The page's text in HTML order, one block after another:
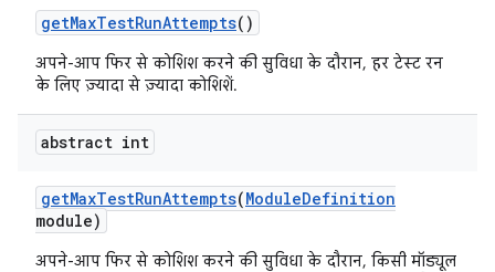
getMaxTestRunAttempts()
अपने-आप फिर से कोशिश करने की सुविधा के दौरान, हर टेस्ट रन
के लिए ज़्यादा से ज़्यादा कोशिशें.
abstract int
getMaxTestRunAttempts(ModuleDefinition
module)
अपने-आप फिर से कोशिश करने की सुविधा के दौरान, किसी मॉड्यूल